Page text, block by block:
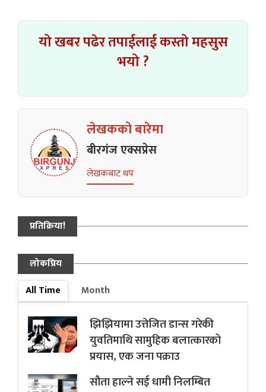
यो खबर पढेर तपाईलाई कस्तो महसुस
भयो ?
लेखकको बारेमा
बीरगंज एक्सप्रेस
लेखकबाट थप
प्रतिक्रिया!
लोकप्रिय
All Time
Month
झिझियामा उत्तेजित डान्स गरेकी
युवतिमाथि सामुहिक बलात्कारको
प्रयास, एक जना पक्राउ
सौता हाल्ने सई धामी निलम्बित